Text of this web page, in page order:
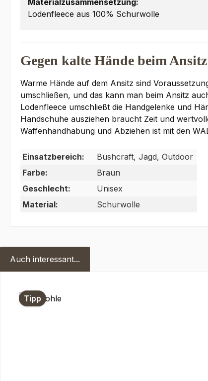
Materialzusammensetzung:
Lodenfleece aus 100% Schurwolle
Gegen kalte Hände beim
Warme Hände auf dem Ansitz sind
umschließen, und das kann man beim Ansitz
Lodenfleece umschließt die Handgelenke und
Handschuhe ausziehen braucht Zeit und
Waffenhandhabung und Abziehen ist mit den
Einsatzbereich:
Bushcraft, Jagd, Outdoor
Farbe:
Braun
Geschlecht:
Unisex
Material:
Schurwolle
Auch interessant...
Tipp